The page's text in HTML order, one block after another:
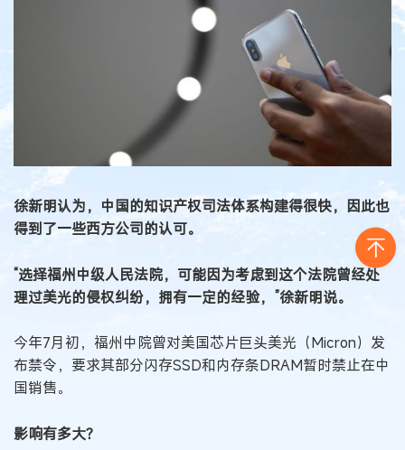
徐新明认为，中国的知识产权司法体系构建得很快，因此也
得到了一些西方公司的认可。
“选择福州中级人民法院，可能因为考虑到这个法院曾经处
理过美光的侵权纠纷，拥有一定的经验，”徐新明说。
今年7月初，福州中院曾对美国芯片巨头美光（Micron）发
布禁令，要求其部分闪存SSD和内存条DRAM暂时禁止在中
国销售。
影响有多大？